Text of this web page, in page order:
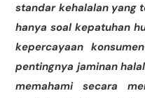
standar kehalalan yang
hanya soal kepatuhan
kepercayaan
pentingnya jaminan
memahami secara